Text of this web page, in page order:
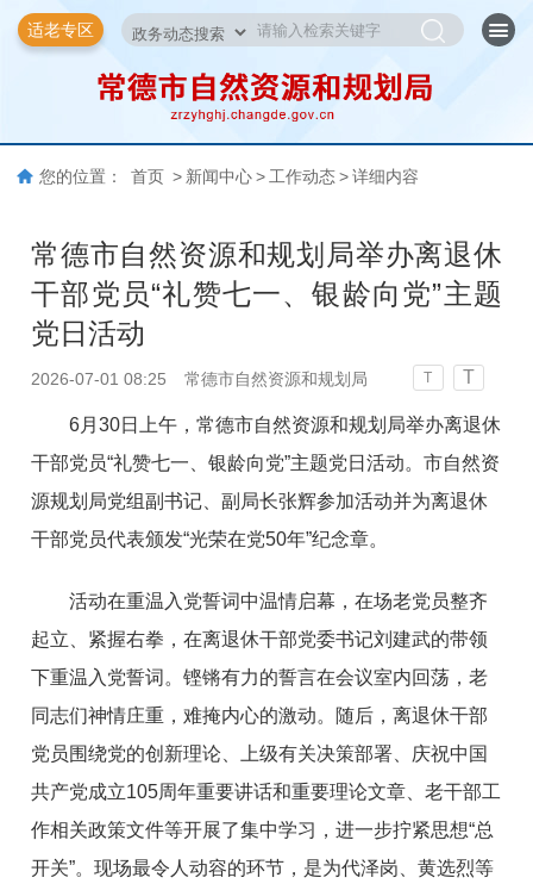
适老专区
您的位置： 首页 > 新闻中心 > 工作动态 > 详细内容
常德市自然资源和规划局举办离退休
干部党员“礼赞七一、银龄向党”主题
党日活动
2026-07-01 08:25 常德市自然资源和规划局 T T
6月30日上午，常德市自然资源和规划局举办离退休
干部党员“礼赞七一、银龄向党”主题党日活动。市自然资
源规划局党组副书记、副局长张辉参加活动并为离退休
干部党员代表颁发“光荣在党50年”纪念章。
活动在重温入党誓词中温情启幕，在场老党员整齐
起立、紧握右拳，在离退休干部党委书记刘建武的带领
下重温入党誓词。铿锵有力的誓言在会议室内回荡，老
同志们神情庄重，难掩内心的激动。随后，离退休干部
党员围绕党的创新理论、上级有关决策部署、庆祝中国
共产党成立105周年重要讲话和重要理论文章、老干部工
作相关政策文件等开展了集中学习，进一步拧紧思想“总
开关”。现场最令人动容的环节，是为代泽岗、黄选烈等